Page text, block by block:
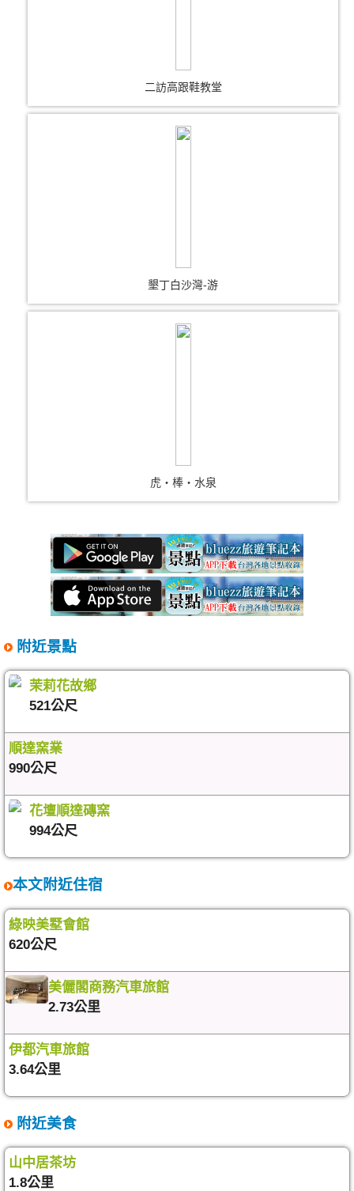
二訪高跟鞋教堂
墾丁白沙灣-游
虎‧棒‧水泉
附近景點
茉莉花故鄉
521公尺
順達窯業
990公尺
花壇順達磚窯
994公尺
本文附近住宿
綠映美墅會館
620公尺
美儷閣商務汽車旅館
2.73公里
伊都汽車旅館
3.64公里
附近美食
山中居茶坊
1.8公里